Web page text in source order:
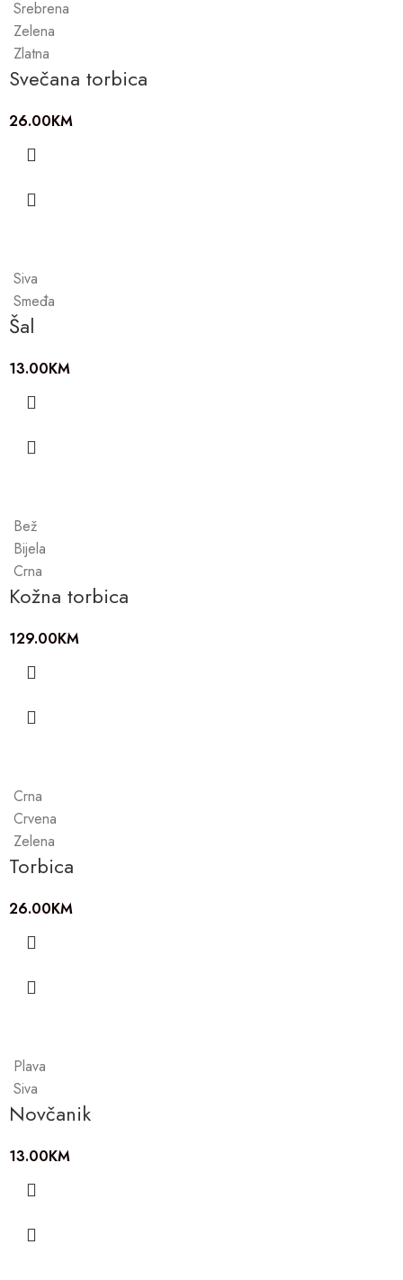
Srebrena
Zelena
Zlatna
Svečana torbica
26.00KM
Siva
Smeđa
Šal
13.00KM
Bež
Bijela
Crna
Kožna torbica
129.00KM
Crna
Crvena
Zelena
Torbica
26.00KM
Plava
Siva
Novčanik
13.00KM